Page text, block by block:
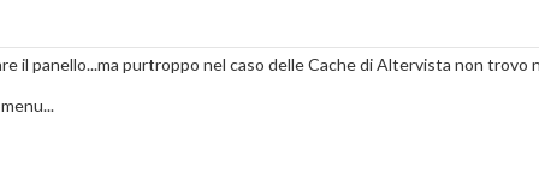
il panello...ma purtroppo nel caso delle Cache di Altervista non trovo